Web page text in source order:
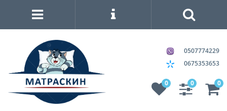
0507774229
0675353653
0 0 0